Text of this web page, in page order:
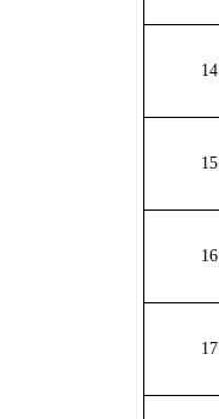
14
15
16
17